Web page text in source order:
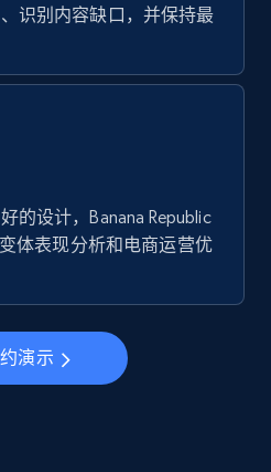
products by
Gtin,
Top reviews, and
识别内容缺口，并保持最
的设计，Banana Republic
体表现分析和电商运营优
演示